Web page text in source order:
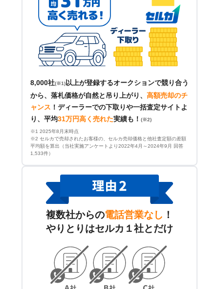
8,000社(※1) 以上が登録するオークションで競り合う
から、落札価格が自然と吊り上がり、 高額売却のチ
ャンス ！ ディーラーでの下取りや一括査定サイトよ
り、平均31万円高く売れた実績も！ (※2)
※1 2025年8月末時点
※2 セルカで売却されたお客様の、セルカ売却価格と他社査定額の差額
平均額を算出（当社実施アンケートより2022年4月～2024年9月 回答
1,533件）
複数社からの電話営業なし ！
やりとりはセルカ１社とだけ